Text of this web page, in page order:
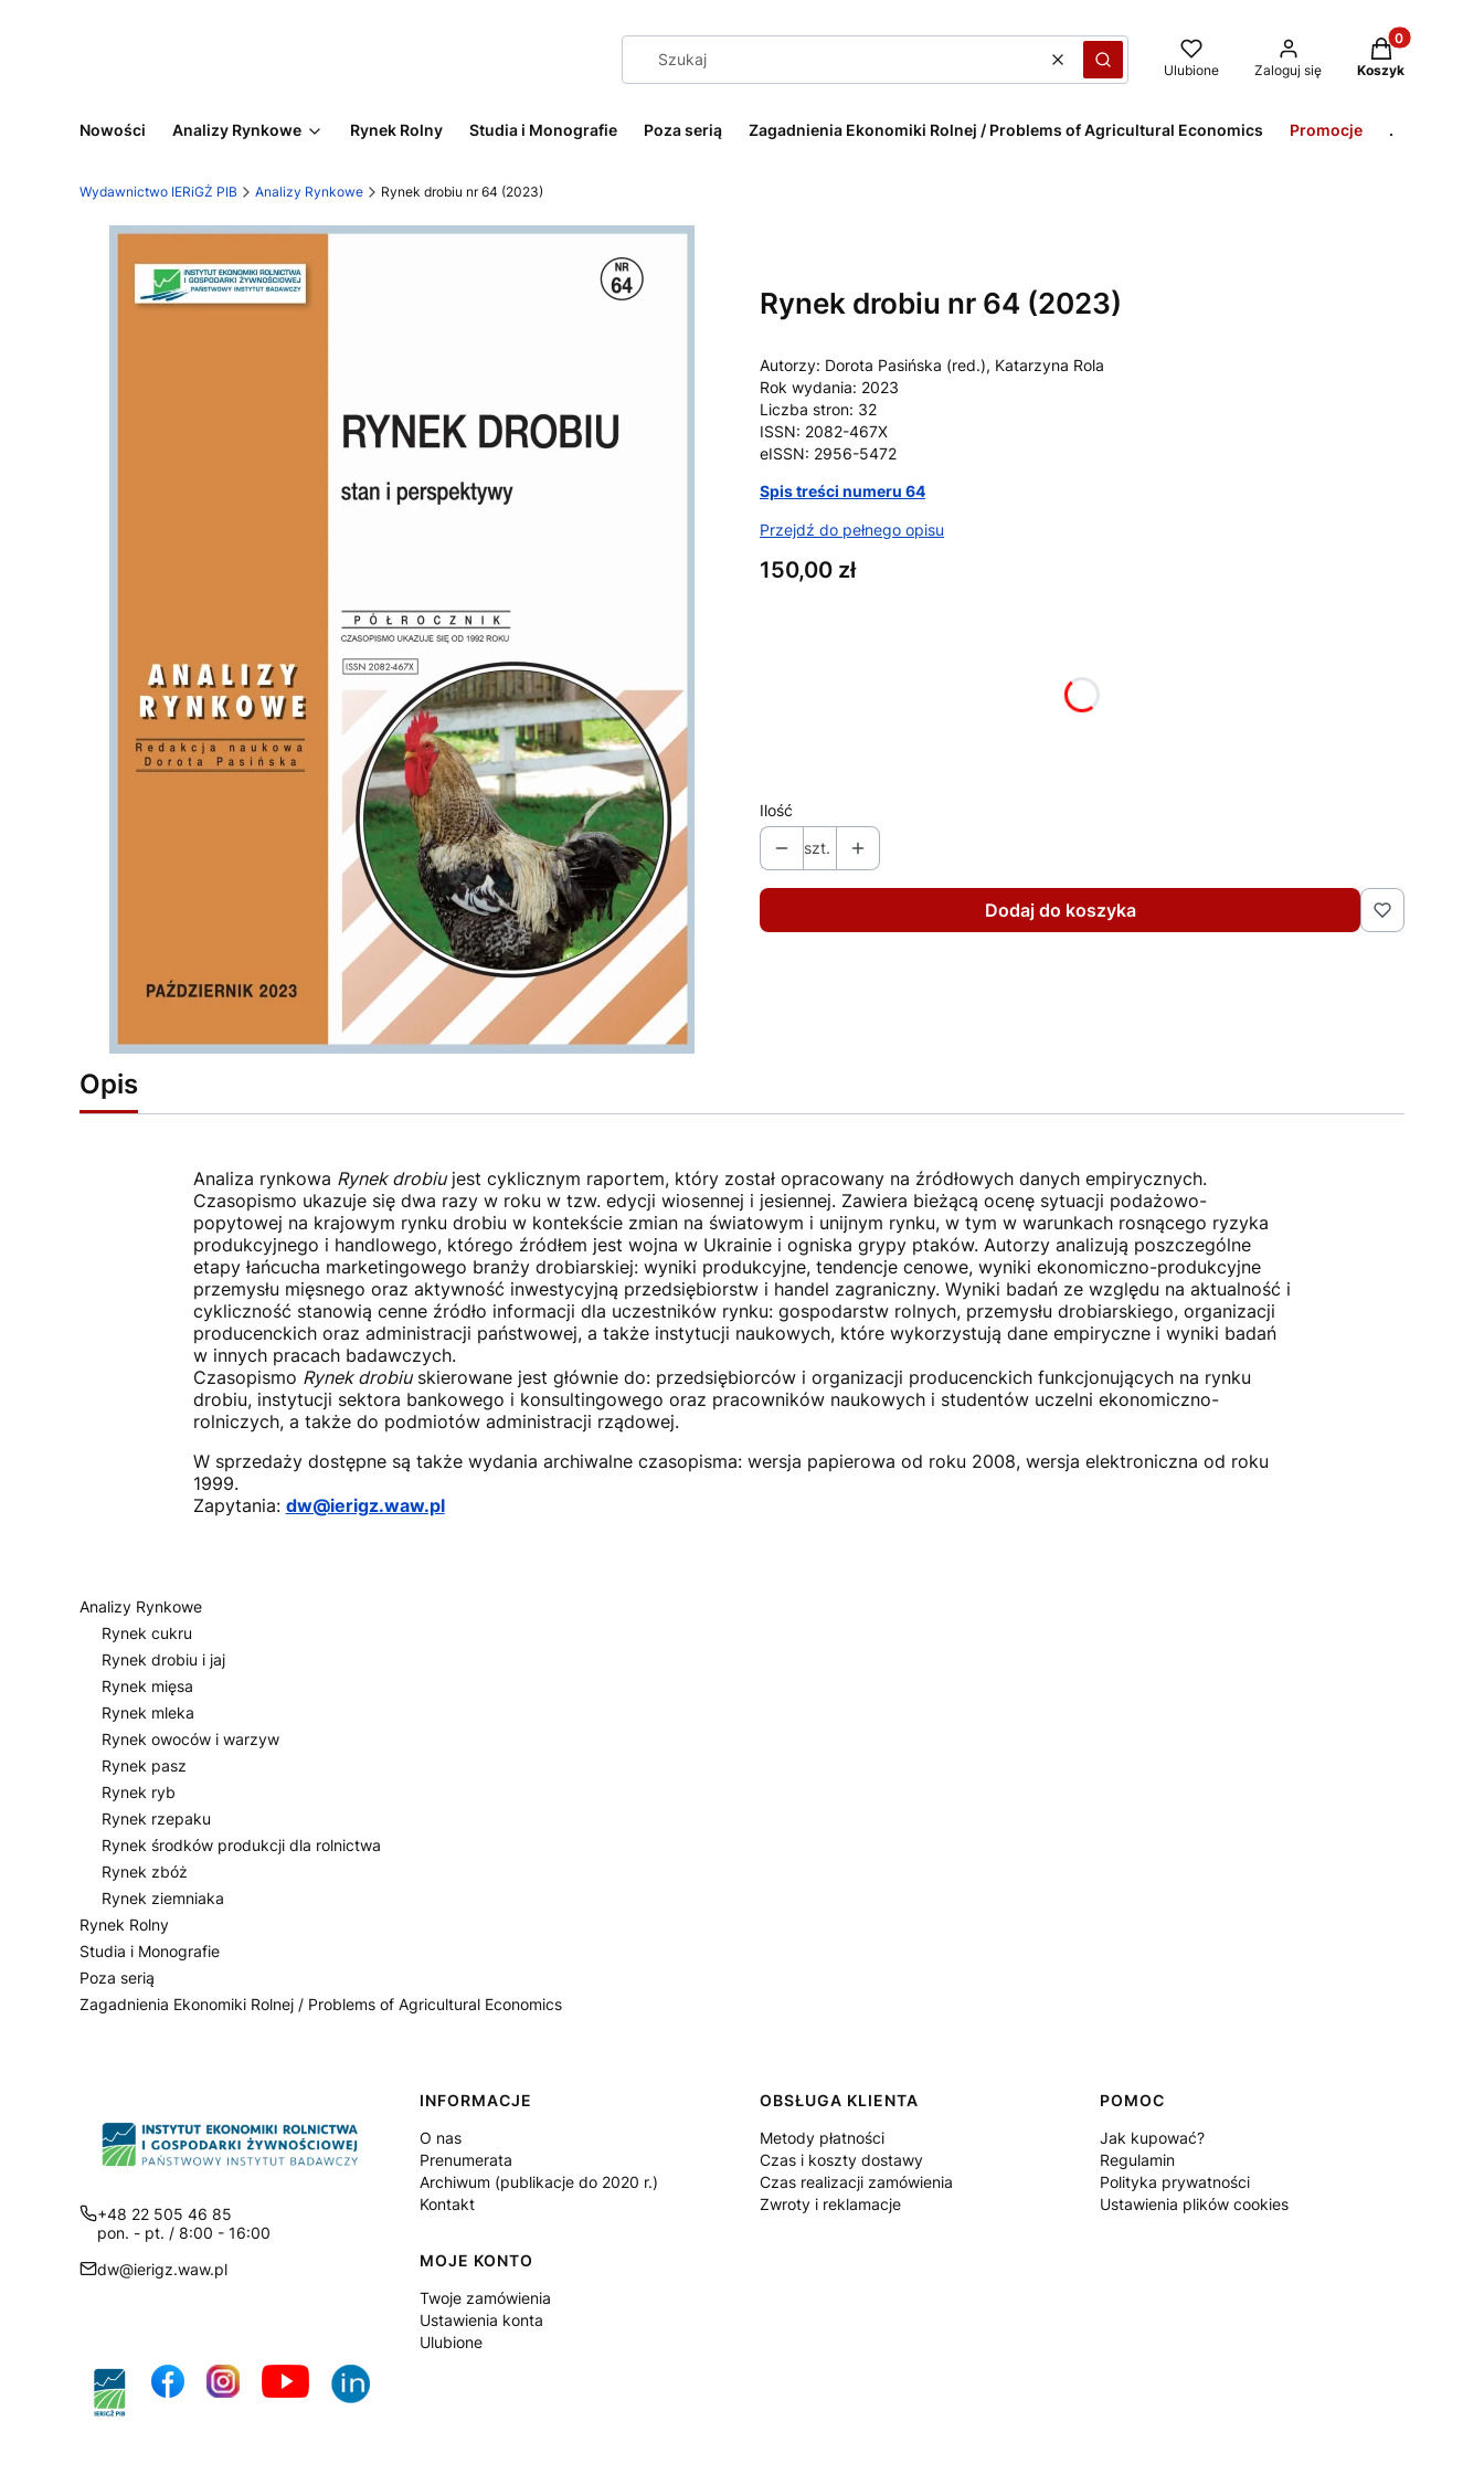
WyczyśćSzukaj Ulubione Zaloguj się
Produkty w
Koszyk
Nowości Analizy Rynkowe Rynek Rolny Studia i Monografie Poza serią Zagadnienia Ekonomiki Rolnej / Problems of Agricultural Economics Promocje .
Wydawnictwo IERiGŻ PIB Analizy Rynkowe Rynek drobiu nr 64 (2023)
Rynek drobiu nr 64 (2023)
Autorzy: Dorota Pasińska (red.), Katarzyna Rola
Rok wydania: 2023
Liczba stron: 32
ISSN: 2082-467X
eISSN: 2956-5472
Spis treści numeru 64
Przejdź do pełnego opisu
Cena
150,00 zł
Ilość
szt.
Dodaj do koszyka
Opis
Analiza rynkowa Rynek drobiujest cyklicznym raportem, który został opracowany na źródłowych danych empirycznych.
Czasopismo ukazuje się dwa razy w roku w tzw. edycji wiosennej i jesiennej. Zawiera bieżącą ocenę sytuacji podażowo-
popytowej na krajowym rynku drobiu w kontekście zmian na światowym i unijnym rynku, w tym w warunkach rosnącego ryzyka
produkcyjnego i handlowego, którego źródłem jest wojna w Ukrainie i ogniska grypy ptaków. Autorzy analizują poszczególne
etapy łańcucha marketingowego branży drobiarskiej: wyniki produkcyjne, tendencje cenowe, wyniki ekonomiczno-produkcyjne
przemysłu mięsnego oraz aktywność inwestycyjną przedsiębiorstw i handel zagraniczny. Wyniki badań ze względu na aktualność i
cykliczność stanowią cenne źródło informacji dla uczestników rynku: gospodarstw rolnych, przemysłu drobiarskiego, organizacji
producenckich oraz administracji państwowej, a także instytucji naukowych, które wykorzystują dane empiryczne i wyniki badań
w innych pracach badawczych.
Czasopismo Rynek drobiuskierowane jest głównie do: przedsiębiorców i organizacji producenckich funkcjonujących na rynku
drobiu, instytucji sektora bankowego i konsultingowego oraz pracowników naukowych i studentów uczelni ekonomiczno-
rolniczych, a także do podmiotów administracji rządowej.
W sprzedaży dostępne są także wydania archiwalne czasopisma: wersja papierowa od roku 2008, wersja elektroniczna od roku
1999.
Zapytania: dw@ierigz.waw.pl
Analizy Rynkowe
Rynek cukru
Rynek drobiu i jaj
Rynek mięsa
Rynek mleka
Rynek owoców i warzyw
Rynek pasz
Rynek ryb
Rynek rzepaku
Rynek środków produkcji dla rolnictwa
Rynek zbóż
Rynek ziemniaka
Rynek Rolny
Studia i Monografie
Poza serią
Zagadnienia Ekonomiki Rolnej / Problems of Agricultural Economics
+48 22 505 46 85
pon. - pt. / 8:00 - 16:00
dw@ierigz.waw.pl
Linki w stopce
INFORMACJE
O nas
Prenumerata
Archiwum (publikacje do 2020 r.)
Kontakt
OBSŁUGA KLIENTA
Metody płatności
Czas i koszty dostawy
Czas realizacji zamówienia
Zwroty i reklamacje
POMOC
Jak kupować?
Regulamin
Polityka prywatności
Ustawienia plików cookies
MOJE KONTO
Twoje zamówienia
Ustawienia konta
Ulubione